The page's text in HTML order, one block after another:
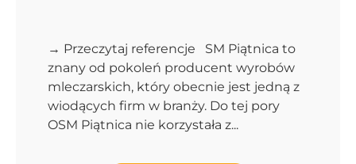
→ Przeczytaj referencje SM Piątnica to
znany od pokoleń producent wyrobów
mleczarskich, który obecnie jest jedną z
wiodących firm w branży. Do tej pory
OSM Piątnica nie korzystała z...